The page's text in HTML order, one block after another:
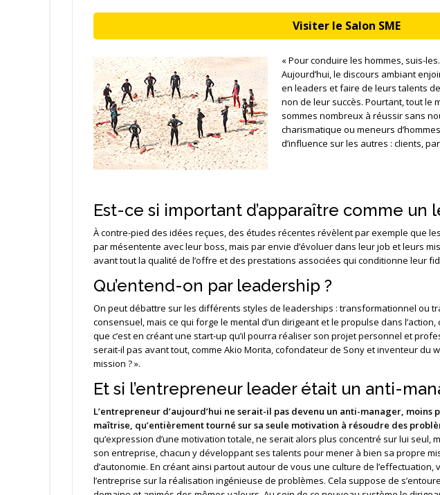
Visiter le Salon SME
« Pour conduire les hommes, suis-
Aujourd’hui, le discours ambiant
en leaders et faire de leurs talents
non de leur succès. Pourtant, tout le
sommes nombreux à réussir sans
charismatique ou meneurs
d’influence sur les autres : clients,
Est-ce si important d’apparaître comme un
À contre-pied des idées reçues, des études récentes révèlent par exemple que
par mésentente avec leur boss, mais par envie d’évoluer dans leur job et leurs
avant tout la qualité de l’offre et des prestations associées qui conditionne leur
Qu’entend-on par leadership ?
On peut débattre sur les différents styles de leaderships : transformationnel ou
consensuel, mais ce qui forge le mental d’un dirigeant et le propulse dans l’action,
que c’est en créant une start-up qu’il pourra réaliser son projet personnel et
serait-il pas avant tout, comme Akio Morita, cofondateur de Sony et inventeur du
mission ? ».
Et si l’entrepreneur leader était un anti-
L’entrepreneur d’aujourd’hui ne serait-il pas devenu un anti-manager, moins
maîtrise, qu’entièrement tourné sur sa seule motivation à résoudre des
qu’expression d’une motivation totale, ne serait alors plus concentré sur lui seul,
son entreprise, chacun y développant ses talents pour mener à bien sa propre
d’autonomie. En créant ainsi partout autour de vous une culture de l’effectuation,
l’entreprise sur la réalisation ingénieuse de problèmes. Cela suppose de